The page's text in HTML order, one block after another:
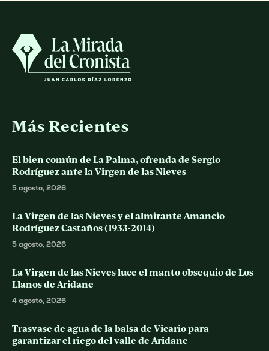
Más Recientes
El bien común de La Palma, ofrenda de Sergio
Rodríguez ante la Virgen de las Nieves
5 agosto, 2026
La Virgen de las Nieves y el almirante Amancio
Rodríguez Castaños (1933-2014)
5 agosto, 2026
La Virgen de las Nieves luce el manto obsequio de Los
Llanos de Aridane
4 agosto, 2026
Trasvase de agua de la balsa de Vicario para
garantizar el riego del valle de Aridane